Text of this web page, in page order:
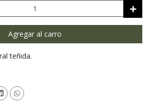
Agregar al carro
teñida.